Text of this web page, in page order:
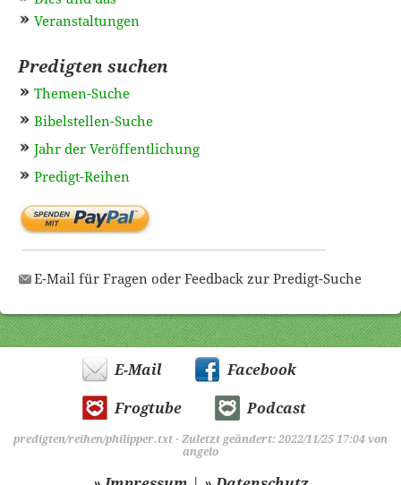
Veranstaltungen
Predigten suchen
Themen-Suche
Bibelstellen-Suche
Jahr der Veröffentlichung
Predigt-Reihen
E-Mail für Fragen oder Feedback zur Predigt-Suche
E-Mail Facebook
Frogtube Podcast
predigten/reihen/philipper.txt · Zuletzt geändert: 2022/11/25 17:04 von
angelo